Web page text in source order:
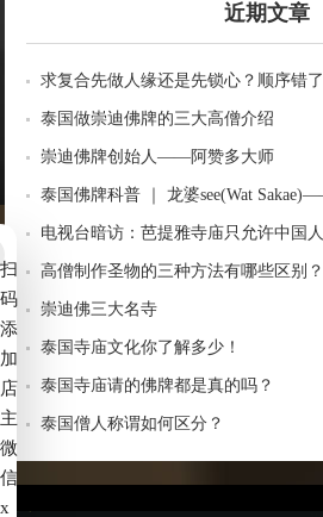
近期文章
求复合先做人缘还是先锁心？顺序错
泰国做崇迪佛牌的三大高僧介绍
崇迪佛牌创始人——阿赞多大师
泰国佛牌科普 ｜ 龙婆see(Wat
电视台暗访：芭提雅寺庙只允许中国
倍！
高僧制作圣物的三种方法有哪些区别？
崇迪佛三大名寺
泰国寺庙文化你了解多少！
泰国寺庙请的佛牌都是真的吗？
泰国僧人称谓如何区分？
扫
码
添
加
店
主
微
信
x